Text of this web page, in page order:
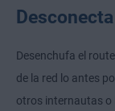
Desenchufa el
de la red lo antes
otros internautas o